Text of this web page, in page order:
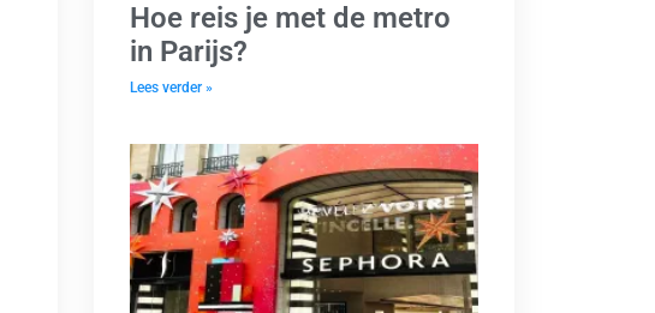
Hoe reis je met de metro
in Parijs?
Lees verder »